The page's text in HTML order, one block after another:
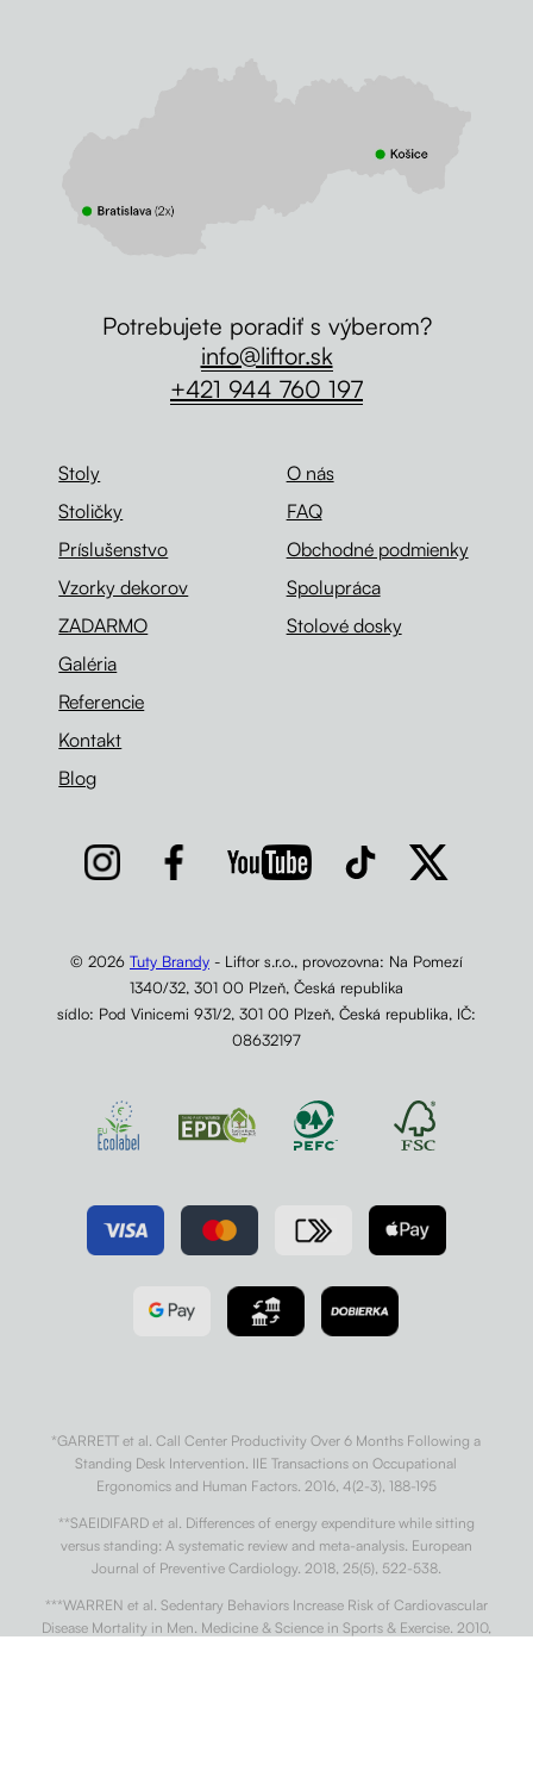
Stoly
Stoličky
Príslušenstvo
Vzorky dekorov
ZADARMO
Galéria
Referencie
Kontakt
Blog
O nás
FAQ
Obchodné podmienky
Spolupráca
Stolové dosky
Potrebujete poradiť s výberom?
info@liftor.sk
+421 944 760 197
© 2026 Tuty Brandy- Liftor s.r.o., provozovna: Na Pomezí
1340/32, 301 00 Plzeň, Česká republika
sídlo: Pod Vinicemi 931/2, 301 00 Plzeň, Česká republika, IČ:
08632197
*GARRETT et al. Call Center Productivity Over 6 Months Following a
Standing Desk Intervention. IIE Transactions on Occupational
Ergonomics and Human Factors. 2016, 4(2-3), 188-195
**SAEIDIFARD et al. Differences of energy expenditure while sitting
versus standing: A systematic review and meta-analysis. European
Journal of Preventive Cardiology. 2018, 25(5), 522-538.
***WARREN et al. Sedentary Behaviors Increase Risk of Cardiovascular
Disease Mortality in Men. Medicine & Science in Sports & Exercise. 2010,